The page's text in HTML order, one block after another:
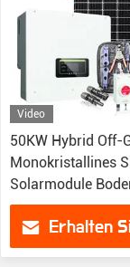
Video
50KW Hybrid Off-
Monokristallines
Solarmodule
Ionen
Erhalten